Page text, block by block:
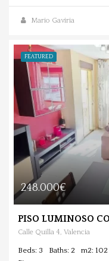
Mario Gaviria
FEATURED
248.000€
PISO LUMINOSO
Calle Quilla 4, Valencia
Beds: 3 Baths: 2
m2: 102